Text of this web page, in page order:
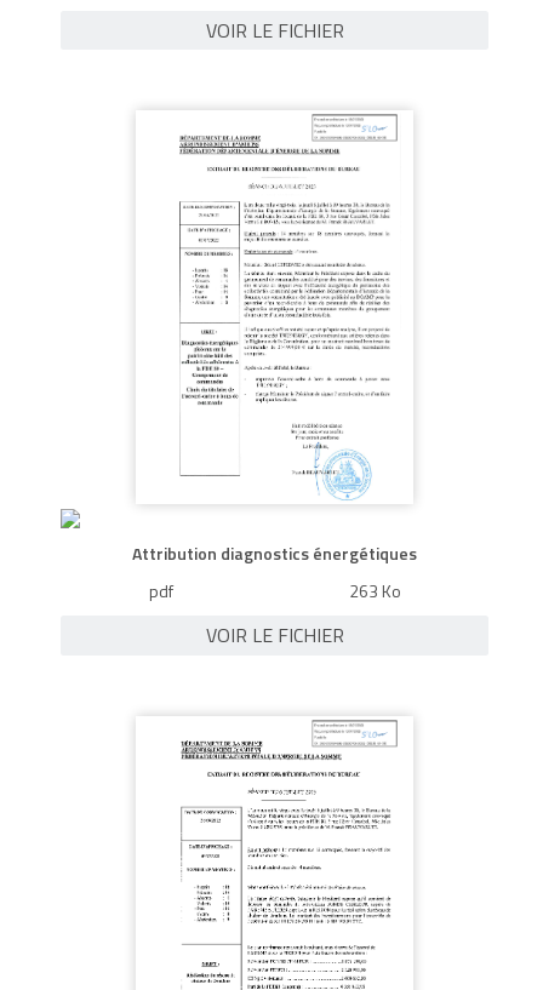
VOIR LE FICHIER
Attribution diagnostics énergétiques
pdf
263 Ko
VOIR LE FICHIER